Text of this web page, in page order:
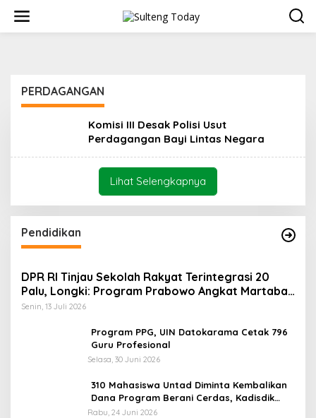
w
PERDAGANGAN
Komisi III Desak Polisi Usut
Perdagangan Bayi Lintas Negara
Lihat Selengkapnya
Pendidikan
DPR RI Tinjau Sekolah Rakyat Terintegrasi 20
Palu, Longki: Program Prabowo Angkat Martabat
Anak Miskin
Senin, 13 Juli 2026
Program PPG, UIN Datokarama Cetak 796
Guru Profesional
Selasa, 30 Juni 2026
310 Mahasiswa Untad Diminta Kembalikan
Dana Program Berani Cerdas, Kadisdik
Sulteng: Tidak Boleh Terima Beasiswa
Rabu, 24 Juni 2026